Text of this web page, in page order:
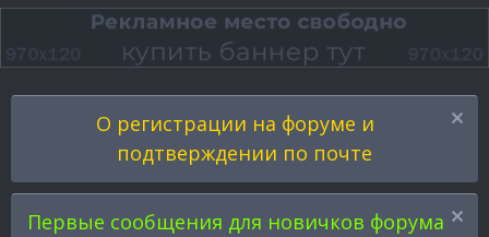
О регистрации на форуме и
подтверждении по почте
Первые сообщения для новичков форума